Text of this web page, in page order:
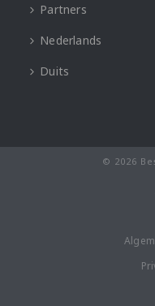
Partners
Nederlands
Duits
© 2026